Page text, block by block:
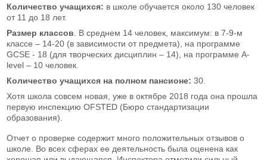
Количество учащихся: в школе обучается около 130 человек
от 11 до 18 лет.
Размер классов . В среднем 14 человек, максимум: в 7-9-м
классе – 14-20 (в зависимости от предмета), на программе
GCSE - 18 (для творческих дисциплин – 14), на программе A-
level – 10 человек.
Количество учащихся на полном пансионе: 30.
Хотя школа совсем новая, уже в октябре 2018 года она прошла
первую инспекцию OFSTED (Бюро стандартизации
образования).
Отчет о проверке содержит много положительных отзывов о
школе. Во всех сферах ее деятельность была оценена как